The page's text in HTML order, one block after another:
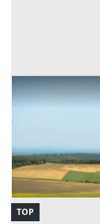
Terreni all'asta
94.500 €
Codice asta:
15/09/2026
TOP